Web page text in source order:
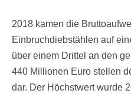
2018 kamen die
Einbruchdiebstählen auf
über einem Drittel an den
440 Millionen Euro stellen
dar. Der Höchstwert wurde